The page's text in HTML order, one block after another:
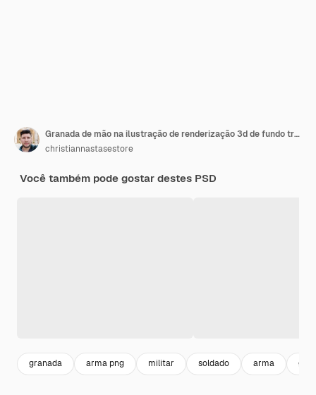
Granada de mão na ilustração de renderização 3d de fundo transparente
christiannastasestore
Você também pode gostar destes PSD
granada arma png militar soldado arma